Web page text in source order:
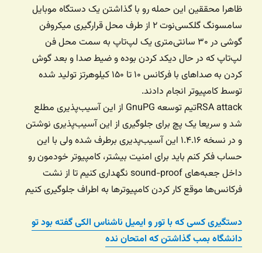
ظاهرا محققین این حمله رو با گذاشتن یک دستگاه موبایل
سامسونگ گلکسی‌نوت ۲ از طرف محل قرارگیری میکروفن
گوشی در ۳۰ سانتی‌متری یک لپ‌تاپ به سمت محل فن
لپ‌تاپ که در حال دیکد کردن بوده و ضیط صدا و بعد گوش
کردن به صداهای با فرکانس ۱۰ تا ۱۵۰ کیلوهرتز تولید شده
توسط کامپیوتر انجام دادند.
RSA attackتیم توسعه GnuPG از این آسیب‌پذیری مطلع
شد و سریعا یک پچ برای جلوگیری از این آسیب‌پذیری نوشتن
و در نسخه ۱.۴.۱۶ این آسیب‌پدیری برطرف شده ولی با این
حساب فکر کنم باید برای امنیت بیشتر، کامپیوتر خودمون رو
داخل جعبه‌های sound-proof نگهداری کنیم تا از نشت
فرکانس‌ها موقع کار کردن کامپیوترها به اطراف جلوگیری کنیم
دستگیری کسی که با تور و ایمیل ناشناس الکی گفته بود تو
دانشگاه بمب گذاشتن که امتحان نده